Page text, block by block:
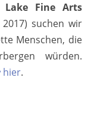
Lake Fine Arts
2017) suchen wir
Menschen, die
würden.
hier.